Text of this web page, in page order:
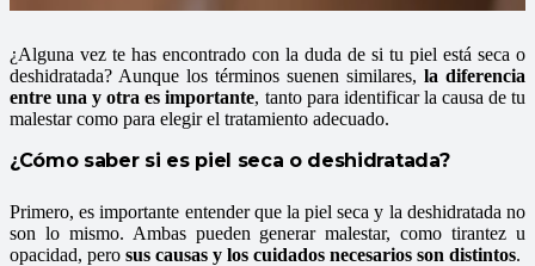
¿Alguna vez te has encontrado con la duda de si tu piel está seca o
deshidratada? Aunque los términos suenen similares, la diferencia
entre una y otra es importante, tanto para identificar la causa de tu
malestar como para elegir el tratamiento adecuado.
¿Cómo saber si es piel seca o deshidratada?
Primero, es importante entender que la piel seca y la deshidratada no
son lo mismo. Ambas pueden generar malestar, como tirantez u
opacidad, pero sus causas y los cuidados necesarios son distintos.